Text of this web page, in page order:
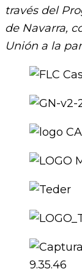
través del
de Navarra,
Unión a la